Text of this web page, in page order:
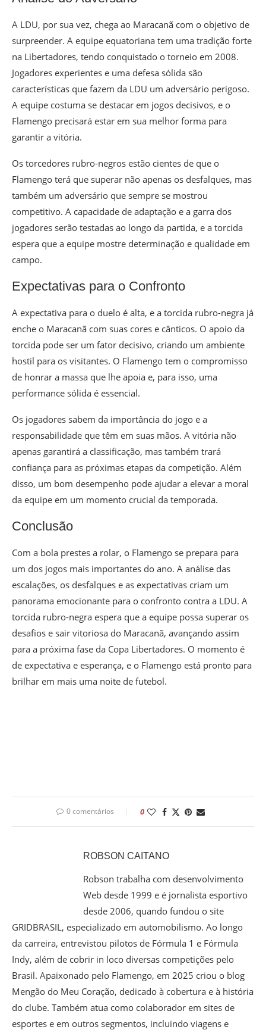
A LDU, por sua vez, chega ao Maracanã com o objetivo de
surpreender. A equipe equatoriana tem uma tradição forte
na Libertadores, tendo conquistado o torneio em 2008.
Jogadores experientes e uma defesa sólida são
características que fazem da LDU um adversário perigoso.
A equipe costuma se destacar em jogos decisivos, e o
Flamengo precisará estar em sua melhor forma para
garantir a vitória.
Os torcedores rubro-negros estão cientes de que o
Flamengo terá que superar não apenas os desfalques, mas
também um adversário que sempre se mostrou
competitivo. A capacidade de adaptação e a garra dos
jogadores serão testadas ao longo da partida, e a torcida
espera que a equipe mostre determinação e qualidade em
campo.
Expectativas para o Confronto
A expectativa para o duelo é alta, e a torcida rubro-negra já
enche o Maracanã com suas cores e cânticos. O apoio da
torcida pode ser um fator decisivo, criando um ambiente
hostil para os visitantes. O Flamengo tem o compromisso
de honrar a massa que lhe apoia e, para isso, uma
performance sólida é essencial.
Os jogadores sabem da importância do jogo e a
responsabilidade que têm em suas mãos. A vitória não
apenas garantirá a classificação, mas também trará
confiança para as próximas etapas da competição. Além
disso, um bom desempenho pode ajudar a elevar a moral
da equipe em um momento crucial da temporada.
Conclusão
Com a bola prestes a rolar, o Flamengo se prepara para
um dos jogos mais importantes do ano. A análise das
escalações, os desfalques e as expectativas criam um
panorama emocionante para o confronto contra a LDU. A
torcida rubro-negra espera que a equipe possa superar os
desafios e sair vitoriosa do Maracanã, avançando assim
para a próxima fase da Copa Libertadores. O momento é
de expectativa e esperança, e o Flamengo está pronto para
brilhar em mais uma noite de futebol.
0 comentários 0
ROBSON CAITANO
Robson trabalha com desenvolvimento
Web desde 1999 e é jornalista esportivo
desde 2006, quando fundou o site
GRIDBRASIL, especializado em automobilismo. Ao longo
da carreira, entrevistou pilotos de Fórmula 1 e Fórmula
Indy, além de cobrir in loco diversas competições pelo
Brasil. Apaixonado pelo Flamengo, em 2025 criou o blog
Mengão do Meu Coração, dedicado à cobertura e à história
do clube. Também atua como colaborador em sites de
esportes e em outros segmentos, incluindo viagens e